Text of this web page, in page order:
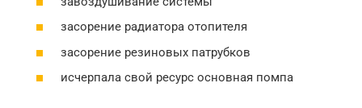
засорение радиатора отопителя
засорение резиновых патрубков
исчерпала свой ресурс основная помпа